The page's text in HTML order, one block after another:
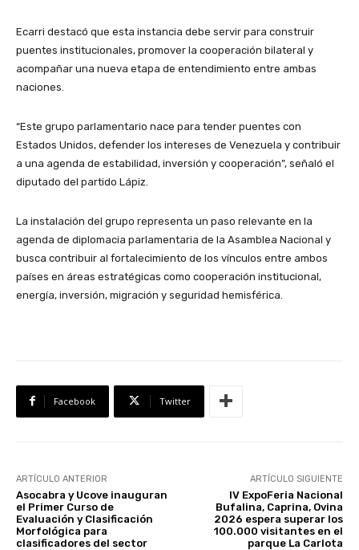
Ecarri destacó que esta instancia debe servir para construir
puentes institucionales, promover la cooperación bilateral y
acompañar una nueva etapa de entendimiento entre ambas
naciones.
“Este grupo parlamentario nace para tender puentes con
Estados Unidos, defender los intereses de Venezuela y contribuir
a una agenda de estabilidad, inversión y cooperación”, señaló el
diputado del partido Lápiz.
La instalación del grupo representa un paso relevante en la
agenda de diplomacia parlamentaria de la Asamblea Nacional y
busca contribuir al fortalecimiento de los vínculos entre ambos
países en áreas estratégicas como cooperación institucional,
energía, inversión, migración y seguridad hemisférica.
Facebook Twitter
ARTÍCULO ANTERIOR
Asocabra y Ucove inauguran
el Primer Curso de
Evaluación y Clasificación
Morfológica para
clasificadores del sector
ARTÍCULO SIGUIENTE
IV ExpoFeria Nacional
Bufalina, Caprina, Ovina
2026 espera superar los
100.000 visitantes en el
parque La Carlota